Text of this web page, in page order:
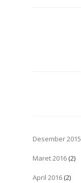
Desember 2015
Maret 2016 (2)
April 2016 (2)